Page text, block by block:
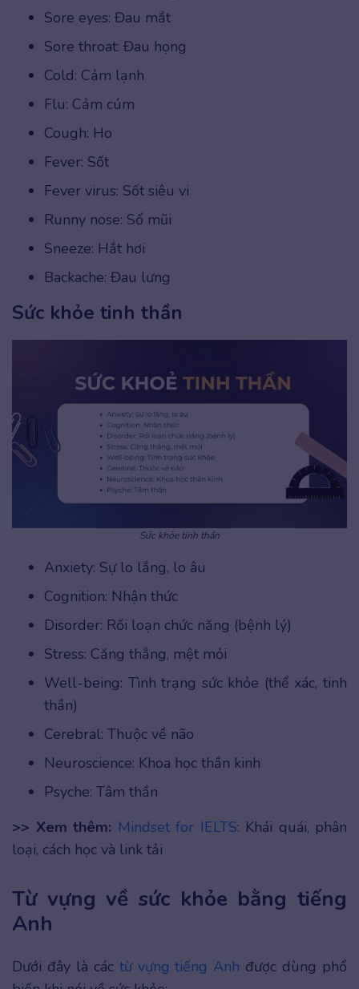
Sore eyes: Đau mắt
Sore throat: Đau họng
Cold: Cảm lạnh
Flu: Cảm cúm
Cough: Ho
Fever: Sốt
Fever virus: Sốt siêu vi
Runny nose: Sổ mũi
Sneeze: Hắt hơi
Backache: Đau lưng
Sức khỏe tinh thần
Sức khỏe tinh thần
Anxiety: Sự lo lắng, lo âu
Cognition: Nhận thức
Disorder: Rối loạn chức năng (bệnh lý)
Stress: Căng thẳng, mệt mỏi
Well-being: Tình trạng sức khỏe (thể xác, tinh
thần)
Cerebral: Thuộc về não
Neuroscience: Khoa học thần kinh
Psyche: Tâm thần
>> Xem thêm: Mindset for IELTS: Khái quái, phân
loại, cách học và link tải
Từ vựng về sức khỏe bằng tiếng
Anh
Dưới đây là các từ vựng tiếng Anh được dùng phổ